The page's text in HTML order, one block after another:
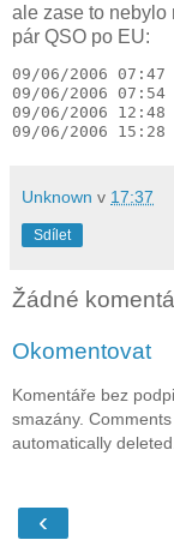
ale zase to nebylo
pár QSO po EU:
09/06/2006
09/06/2006
09/06/2006
09/06/2006
Unknown v 17:37
Sdílet
Žádné
Okomentovat
Komentáře bez
smazány.
automatically deleted.
‹